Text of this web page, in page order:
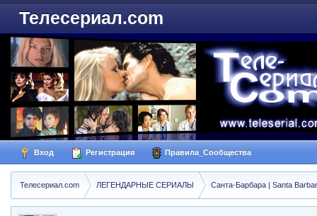
Телесериал.com
Вход Регистрация Правила_Сообщества
Телесериал.com ЛЕГЕНДАРНЫЕ СЕРИАЛЫ Санта-Барбара | Santa